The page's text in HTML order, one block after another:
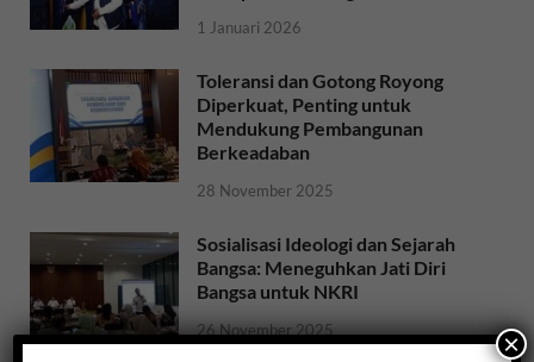
1 Januari 2026
Toleransi dan Gotong Royong
Diperkuat, Penting untuk
Mendukung Pembangunan
Berkeadaban
28 November 2025
Sosialisasi Ideologi dan Sejarah
Bangsa: Meneguhkan Jati Diri
Bangsa untuk NKRI
26 November 2025 ×